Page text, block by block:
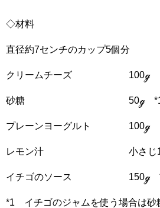
◇材料
直径約7センチのカップ5個分
クリームチーズ 100ℊ
砂糖 50ℊ
プレーンヨーグルト 100ℊ
レモン汁 小さじ
イチゴのソース 150ℊ
*1 イチゴのジャムを使う場合は砂